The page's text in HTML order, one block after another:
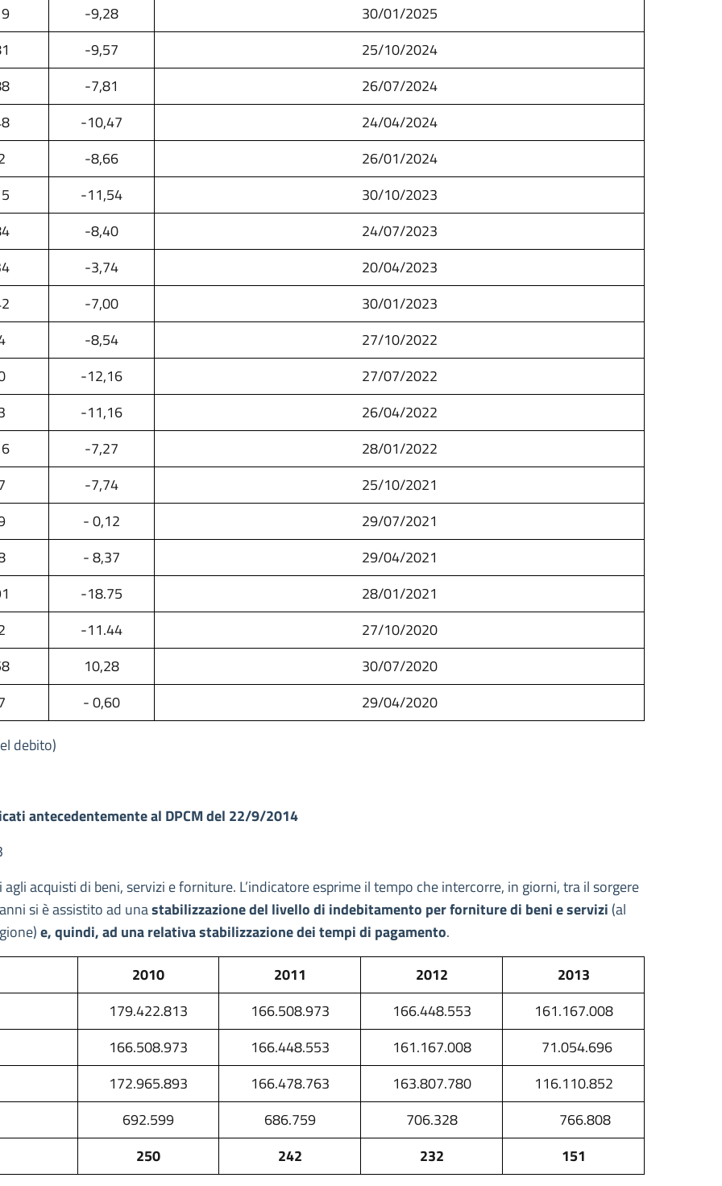
-9,28
30/01/2025
-9,57
25/10/2024
-7,81
26/07/2024
-10,47
24/04/2024
-8,66
26/01/2024
-11,54
30/10/2023
-8,40
24/07/2023
-3,74
20/04/2023
-7,00
30/01/2023
-8,54
27/10/2022
-12,16
27/07/2022
-11,16
26/04/2022
-7,27
28/01/2022
-7,74
25/10/2021
- 0,12
29/07/2021
- 8,37
29/04/2021
-18.75
28/01/2021
-11.44
27/10/2020
10,28
30/07/2020
- 0,60
29/04/2020
debito)
antecedentemente al DPCM del 22/9/2014
acquisti di beni, servizi e forniture. L’indicatore esprime il tempo che intercorre, in giorni, tra il sorgere
si è assistito ad unastabilizzazione del livello di indebitamento per forniture di beni e servizi (al
e, quindi, ad una relativa stabilizzazione dei tempi di pagamento.
2010
2011 2012
2013
179.422.813
166.508.973 166.448.553
161.167.008
166.508.973
166.448.553 161.167.008
71.054.696
172.965.893
166.478.763 163.807.780
116.110.852
692.599
686.759 706.328
766.808
250
242 232 151